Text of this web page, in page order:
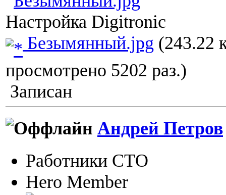
Настройка Digitronic
Безымянный.jpg (243.22
просмотрено 5202 раз.)
Записан
Андрей Петров
Работники СТО
Hero Member